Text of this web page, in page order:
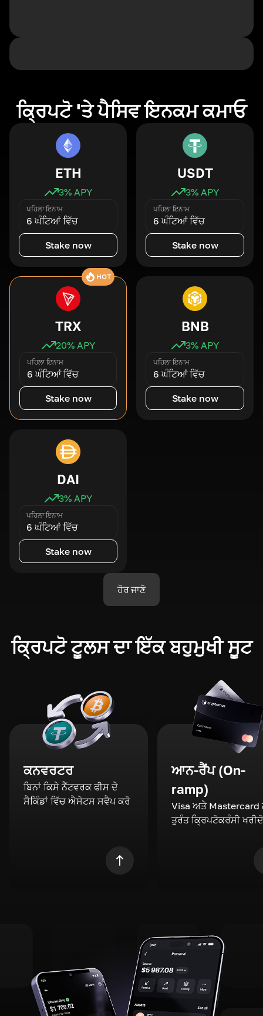
ਕ੍ਰਿਪਟੋ 'ਤੇ ਪੈਸਿਵ ਇਨਕਮ ਕਮਾਓ
ETH
3% APY
ਪਹਿਲਾ ਇਨਾਮ
6 ਘੰਟਿਆਂ ਵਿੱਚ
Stake now
USDT
3% APY
ਪਹਿਲਾ ਇਨਾਮ
6 ਘੰਟਿਆਂ ਵਿੱਚ
Stake now
HOT
TRX
20% APY
ਪਹਿਲਾ ਇਨਾਮ
6 ਘੰਟਿਆਂ ਵਿੱਚ
Stake now
BNB
3% APY
ਪਹਿਲਾ ਇਨਾਮ
6 ਘੰਟਿਆਂ ਵਿੱਚ
Stake now
DAI
3% APY
ਪਹਿਲਾ ਇਨਾਮ
6 ਘੰਟਿਆਂ ਵਿੱਚ
Stake now
ਹੋਰ ਜਾਣੋ
ਕ੍ਰਿਪਟੋ ਟੂਲਸ ਦਾ ਇੱਕ ਬਹੁਮੁਖੀ ਸੂਟ
ਕਨਵਰਟਰ
ਬਿਨਾਂ ਕਿਸੇ ਨੈੱਟਵਰਕ ਫੀਸ ਦੇ
ਸੈਕਿੰਡਾਂ ਵਿੱਚ ਐਸੇਟਸ ਸਵੈਪ ਕਰੋ
ਆਨ-ਰੈਂਪ (On-
ramp)
Visa ਅਤੇ Mastercard
ਤੁਰੰਤ ਕ੍ਰਿਪਟੋਕਰੰਸੀ ਖਰੀਦੋ